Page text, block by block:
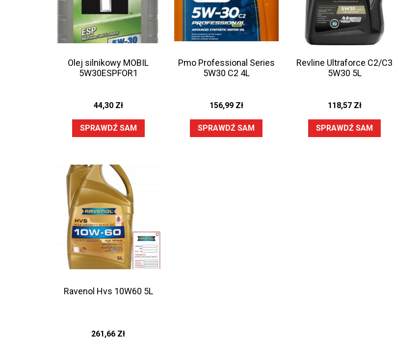
Olej silnikowy MOBIL
5W30ESPFOR1
44,30 Zł
SPRAWDŹ SAM
Pmo Professional Series
5W30 C2 4L
156,99 Zł
SPRAWDŹ SAM
Revline Ultraforce C2/C3
5W30 5L
118,57 Zł
SPRAWDŹ SAM
Ravenol Hvs 10W60 5L
261,66 Zł